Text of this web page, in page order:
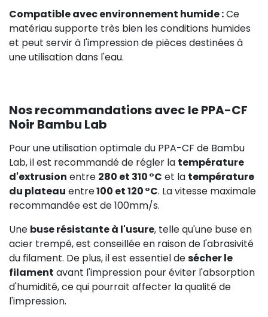
Compatible avec environnement humide :Ce
matériau supporte très bien les conditions humides
et peut servir à l'impression de pièces destinées à
une utilisation dans l'eau.
Nos recommandations avec le PPA-CF
Noir Bambu Lab
Pour une utilisation optimale du PPA-CF de Bambu
Lab, il est recommandé de régler la température
d'extrusion entre 280 et 310 °C et la température
du plateau entre100 et 120 °C. La vitesse maximale
recommandée est de 100mm/s.
Une buse résistante à l'usure, telle qu'une buse en
acier trempé, est conseillée en raison de l'abrasivité
du filament. De plus, il est essentiel desécher le
filament avant l'impression pour éviter l'absorption
d'humidité, ce qui pourrait affecter la qualité de
l'impression.